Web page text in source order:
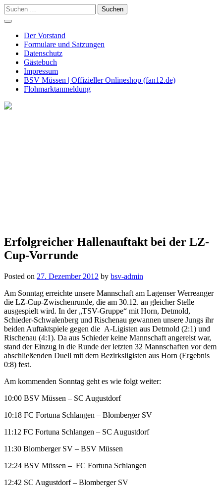
Skip
to
content
Suchen
nach:
Der Vorstand
Formulare und Satzungen
Datenschutz
Gästebuch
Impressum
BSV Müssen | Offizieller Onlineshop (fan12.de)
Flohmarktanmeldung
Erfolgreicher Hallenauftakt bei der LZ-
Cup-Vorrunde
Posted on 27. Dezember 2012 by bsv-admin
Am Sonntag erreichte unsere Mannschaft am Lagenser Werreanger
die LZ-Cup-Zwischenrunde, die am 30.12. an gleicher Stelle
ausgespielt wird. In der „TSV-Gruppe“ mit Horn, Detmold,
Schieder-Schwalenberg und Rischenau gewannen unsere Jungs ihr
beiden Auftaktspiele gegen die A-Ligisten aus Detmold (2:1) und
Rischenau (4:1). Da aus Schieder keine Mannschaft angereist war,
stand der Einzug in die Runde der letzten 32 Mannschaften vor dem
abschließenden Duell mit dem Bezirksligisten aus Horn (Ergebnis
0:8) fest.
Am kommenden Sonntag geht es wie folgt weiter:
10:00 BSV Müssen – SC Augustdorf
10:18 FC Fortuna Schlangen – Blomberger SV
11:12 FC Fortuna Schlangen – SC Augustdorf
11:30 Blomberger SV – BSV Müssen
12:24 BSV Müssen – FC Fortuna Schlangen
12:42 SC Augustdorf – Blomberger SV